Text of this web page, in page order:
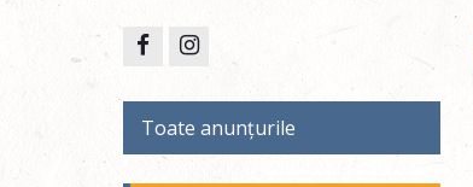
Toate anunțurile